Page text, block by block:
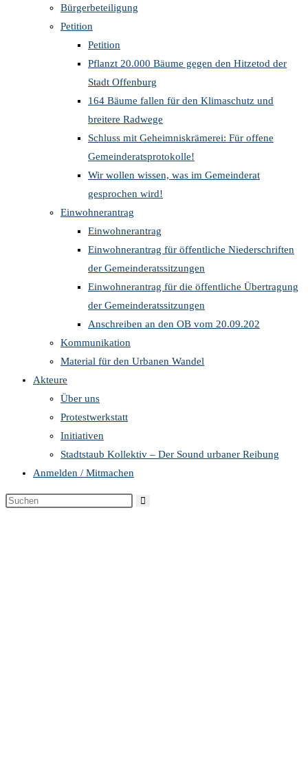
Bürgerbeteiligung
Petition
Petition
Pflanzt 20.000 Bäume gegen den Hitzetod der
Stadt Offenburg
164 Bäume fallen für den Klimaschutz und
breitere Radwege
Schluss mit Geheimniskrämerei: Für offene
Gemeinderatsprotokolle!
Wir wollen wissen, was im Gemeinderat
gesprochen wird!
Einwohnerantrag
Einwohnerantrag
Einwohnerantrag für öffentliche Niederschriften
der Gemeinderatssitzungen
Einwohnerantrag für die öffentliche Übertragung
der Gemeinderatssitzungen
Anschreiben an den OB vom 20.09.202
Kommunikation
Material für den Urbanen Wandel
Akteure
Über uns
Protestwerkstatt
Initiativen
Stadtstaub Kollektiv – Der Sound urbaner Reibung
Anmelden / Mitmachen